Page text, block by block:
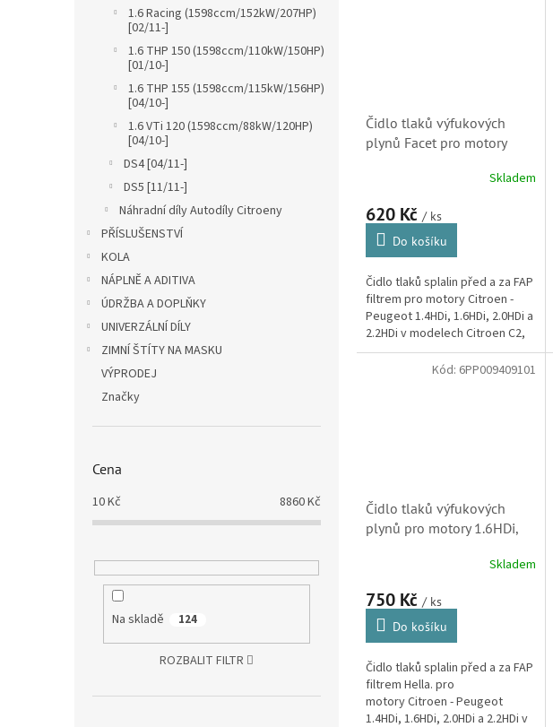
1.6 Racing (1598ccm/152kW/207HP)
[02/11-]
1.6 THP 150 (1598ccm/110kW/150HP)
[01/10-]
1.6 THP 155 (1598ccm/115kW/156HP)
[04/10-]
1.6 VTi 120 (1598ccm/88kW/120HP)
[04/10-]
DS4 [04/11-]
DS5 [11/11-]
Náhradní díly Autodíly Citroeny
PŘÍSLUŠENSTVÍ
KOLA
NÁPLNĚ A ADITIVA
ÚDRŽBA A DOPLŇKY
UNIVERZÁLNÍ DÍLY
ZIMNÍ ŠTÍTY NA MASKU
VÝPRODEJ
Značky
Cena
10Kč 8860Kč
Na skladě 124
ROZBALIT FILTR
Čidlo tlaků výfukových
plynů Facet pro motory
2.2HDi Citroen - Peugeot
493271, 1618Z9, SK) S1
Skladem
620 Kč / ks
Do košíku
Čidlo tlaků splalin před a za FAP
filtrem pro motory Citroen -
Peugeot 1.4HDi, 1.6HDi, 2.0HDi a
2.2HDi v modelech Citroen C2,
C3, C3 Pluriel, C3 Picasso, C4,
C4 Picasso, C5,...
Čidlo tlaků výfukových
plynů pro motory 1.6HDi,
Citroen - Peugeot (1618Z9,
Skladem
750 Kč / ks
Do košíku
Čidlo tlaků splalin před a za FAP
filtrem Hella. pro
motory Citroen - Peugeot
1.4HDi, 1.6HDi, 2.0HDi a 2.2HDi v
Kód: 6PP009409101